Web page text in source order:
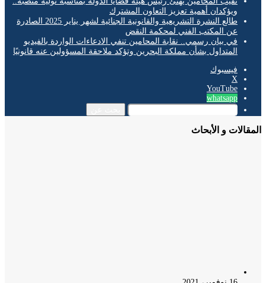
ويؤكدان أهمية تعزيز التعاون المشترك
طالع النشرة التشريعية والقانونية الجنائية لشهر يناير 2025 الصادرة
عن المكتب الفني لمحكمة النقض
في بيان رسمي.. نقابة المحامين تنفي الادعاءات الواردة بالفيديو
المتداول بشأن مملكة البحرين وتؤكد ملاحقة المسؤولين عنه قانونيًا
فيسبوك
‫YouTube
whatsapp
و الأبحاث